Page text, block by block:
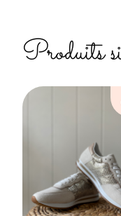
Produits